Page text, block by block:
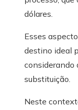
dólares.
Esses
destino ideal
considerando
substituição.
Neste